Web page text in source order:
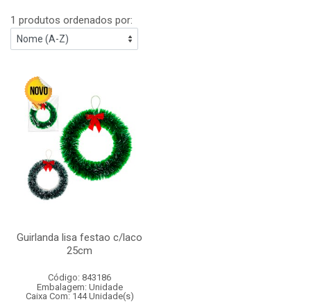
1 produtos ordenados por:
Guirlanda lisa festao c/laco
25cm
Código: 843186
Embalagem: Unidade
Caixa Com: 144 Unidade(s)